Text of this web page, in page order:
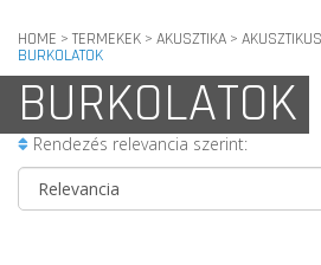
HOME > TERMEKEK > AKUSZTIKA >
BURKOLATOK
BURKOLATOK
Rendezés relevancia szerint: